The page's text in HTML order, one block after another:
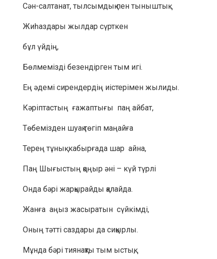
Сән-салтанат, тылсымдық пен тыныштық .
Жиһаздары жылдар сүрткен
бұл үйдің,
Бөлмемізді безендірген тым игі.
Ең әдемі сирендердің иістерімен жылиды.
Кәріптастың ғажаптығы паң айбат,
Төбемізден шуақ төгіп маңайға
Терең тұнық кабырғада шар айна,
Паң Шығыстың қоңыр әні – күй түрлі
Онда бәрі жарқырайды қалайда.
Жанға аңыз жасыратын сүйкімді,
Оның тәтті саздары да сиқырлы.
Мұнда бәрі тиянақты тым ыстық,